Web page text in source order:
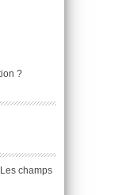
?
Les champs